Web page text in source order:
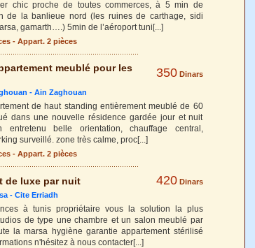
chic proche de toutes commerces, à 5 min de
de la banlieue nord (les ruines de carthage, sidi
gamarth….) 5min de l’aéroport tuni [...]
- Appart. 2 pièces
meublé pour les
350 Dinars
- Ain Zaghouan
de haut standing entièrement meublé de 60
dans une nouvelle résidence gardée jour et nuit
entretenu belle orientation, chauffage central,
surveillé. zone très calme, proc[...]
- Appart. 2 pièces
de luxe par nuit 420 Dinars
- Cite Erriadh
à tunis propriétaire vous la solution la plus
de type une chambre et un salon meublé par
la marsa hygiène garantie appartement stérilisé
n'hésitez à nous contacter[...]